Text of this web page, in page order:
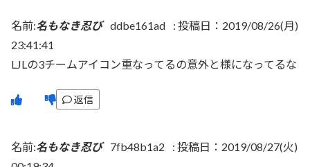
名前:名もなき忍び ddbe161ad : 投稿日：2019/08/26(月)
23:41:41
LJLの3チームアイコン重なってるの意外と様になってるな
返信
名前:名もなき忍び 7fb48b1a2 : 投稿日：2019/08/27(火)